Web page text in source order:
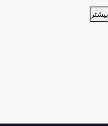
بیشتر